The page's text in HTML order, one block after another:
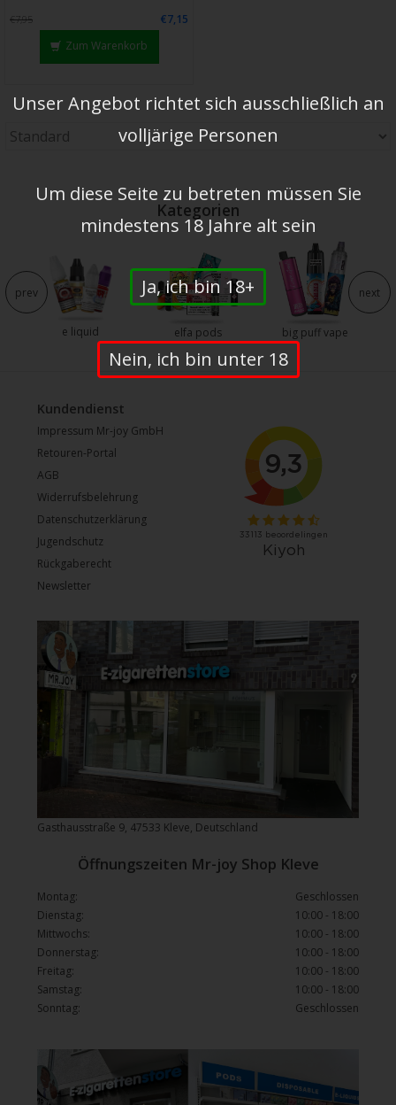
€7,95
€7,15
Zum Warenkorb
Kategorien
e liquid elfa pods big puff vape
prev next
Kundendienst
Impressum Mr-joy GmbH
Retouren-Portal
AGB
Widerrufsbelehrung
Datenschutzerklärung
Jugendschutz
Rückgaberecht
Newsletter
Gasthausstraße 9, 47533 Kleve, Deutschland
Öffnungszeiten Mr-joy Shop Kleve
Montag:
Geschlossen
Dienstag:
10:00 - 18:00
Mittwochs:
10:00 - 18:00
Donnerstag:
10:00 - 18:00
Freitag:
10:00 - 18:00
Samstag:
10:00 - 18:00
Sonntag:
Geschlossen
Unser Angebot richtet sich ausschließlich an
volljärige Personen
Um diese Seite zu betreten müssen Sie
mindestens 18 Jahre alt sein
Ja, ich bin 18+
Nein, ich bin unter 18